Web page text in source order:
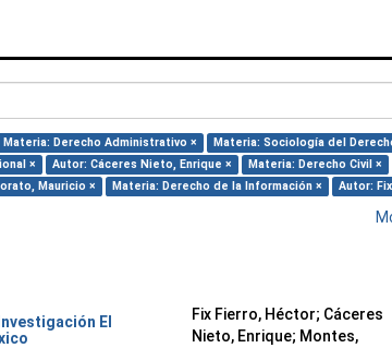
Materia: Derecho Administrativo × Materia: Sociología del
× Autor: Cáceres Nieto, Enrique ×
Materia: Derecho Civil ×
Mauricio × Materia: Derecho de la Información × Autor:
El
Fix Fierro, Héctor; Cáceres
Nieto, Enrique; Montes,